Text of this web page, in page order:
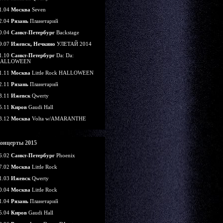
Москва Seven
Рязань Планетарий
Санкт-Петербург Backstage
Ижевск, Нечкино УЛЕТАЙ 2014
Санкт-Петербург Da: Da:
Москва Little Rock HALLOWEEN
Рязань Планетарий
Ижевск Qwerty
Киров Gaudi Hall
Москва Volta w/AMARANTHE
2015
Санкт-Петербург Phoenix
Москва Little Rock
Ижевск Qwerty
Москва Little Rock
Рязань Планетарий
Киров Gaudi Hall